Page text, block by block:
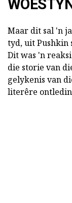
Maar dit sal 'n
tyd, uit Pushkin
Dit was 'n
die storie van
gelykenis van
literêre